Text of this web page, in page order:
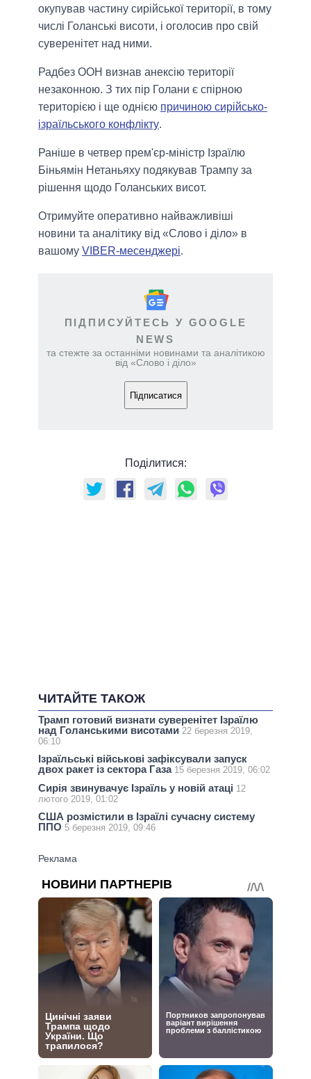
окупував частину сирійської території, в тому
числі Голанські висоти, і оголосив про свій
суверенітет над ними.
Радбез ООН визнав анексію території
незаконною. З тих пір Голани є спірною
територією і ще однією причиною сирійсько-
ізраїльського конфлікту.
Раніше в четвер прем'єр-міністр Ізраїлю
Біньямін Нетаньяху подякував Трампу за
рішення щодо Голанських висот.
Отримуйте оперативно найважливіші
новини та аналітику від «Слово і діло» в
вашому VIBER-месенджері.
ПІДПИСУЙТЕСЬ У GOOGLE
NEWS
та стежте за останніми новинами та аналітикою
від «Слово і діло»
Підписатися
Поділитися:
ЧИТАЙТЕ ТАКОЖ
Трамп готовий визнати суверенітет Ізраїлю
над Голанськими висотами 22 березня 2019,
06:10
Ізраїльські військові зафіксували запуск
двох ракет із сектора Газа 15 березня 2019, 06:02
Сирія звинувачує Ізраїль у новій атаці 12
лютого 2019, 01:02
США розмістили в Ізраїлі сучасну систему
ППО 5 березня 2019, 09:46